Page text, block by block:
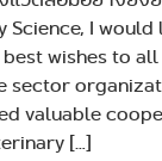
Science, I
wishes to
sector
valuable
[…]